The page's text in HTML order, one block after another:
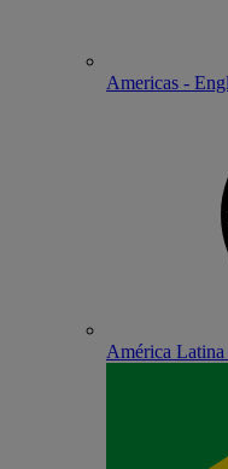
Americas -
América Latina